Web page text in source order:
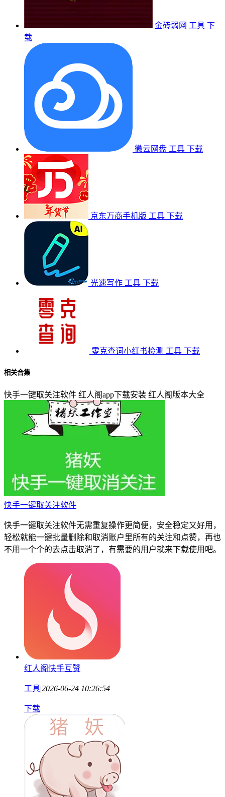
金砖弱网 工具 下
载
微云网盘 工具 下载
京东万商手机版 工具 下载
光速写作 工具 下载
零克查词小红书检测 工具 下载
相关合集
快手一键取关注软件 红人阁app下载安装 红人阁版本大全
快手一键取关注软件
快手一键取关注软件无需重复操作更简便，安全稳定又好用，
轻松就能一键批量删除和取消账户里所有的关注和点赞，再也
不用一个个的去点击取消了，有需要的用户就来下载使用吧。
红人阁快手互赞
工具|2026-06-24 10:26:54
下载